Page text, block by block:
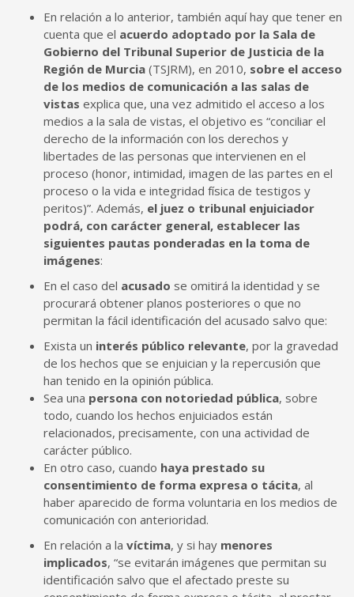
En relación a lo anterior, también aquí hay que tener en
cuenta que el acuerdo adoptado por la Sala de
Gobierno del Tribunal Superior de Justicia de la
Región de Murcia (TSJRM), en 2010, sobre el acceso
de los medios de comunicación a las salas de
vistas explica que, una vez admitido el acceso a los
medios a la sala de vistas, el objetivo es “conciliar el
derecho de la información con los derechos y
libertades de las personas que intervienen en el
proceso (honor, intimidad, imagen de las partes en el
proceso o la vida e integridad física de testigos y
peritos)”. Además, el juez o tribunal enjuiciador
podrá, con carácter general, establecer las
siguientes pautas ponderadas en la toma de
imágenes:
En el caso del acusado se omitirá la identidad y se
procurará obtener planos posteriores o que no
permitan la fácil identificación del acusado salvo que:
Exista un interés público relevante, por la gravedad
de los hechos que se enjuician y la repercusión que
han tenido en la opinión pública.
Sea una persona con notoriedad pública, sobre
todo, cuando los hechos enjuiciados están
relacionados, precisamente, con una actividad de
carácter público.
En otro caso, cuando haya prestado su
consentimiento de forma expresa o tácita, al
haber aparecido de forma voluntaria en los medios de
comunicación con anterioridad.
En relación a la víctima, y si hay menores
implicados, “se evitarán imágenes que permitan su
identificación salvo que el afectado preste su